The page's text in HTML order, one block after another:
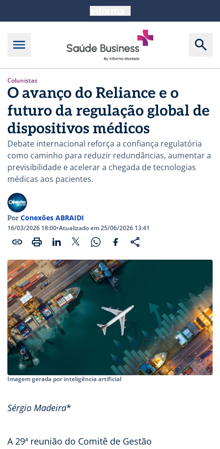
Colunistas
O avanço do Reliance e o
futuro da regulação global de
dispositivos médicos
Debate internacional reforça a confiança regulatória
como caminho para reduzir redundâncias, aumentar a
previsibilidade e acelerar a chegada de tecnologias
médicas aos pacientes.
Por Conexões ABRAIDI
16/03/2026 18:00•Atualizado em 25/06/2026 13:41
Imagem gerada por inteligência artificial
Sérgio Madeira*
A 29ª reunião do Comitê de Gestão